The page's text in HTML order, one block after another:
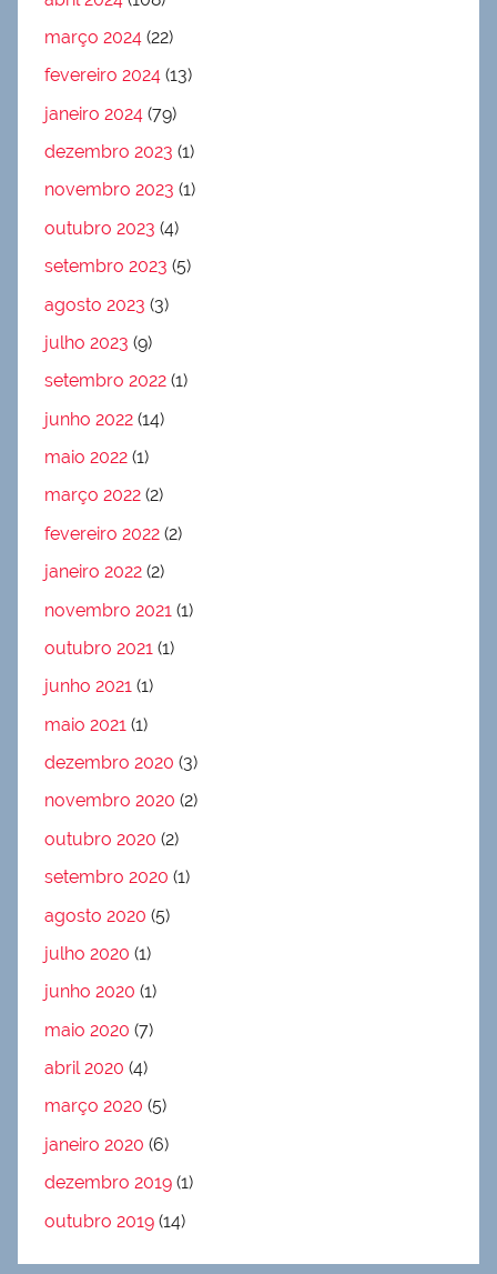
março 2024 (22)
fevereiro 2024 (13)
janeiro 2024 (79)
dezembro 2023 (1)
novembro 2023 (1)
outubro 2023 (4)
setembro 2023 (5)
agosto 2023 (3)
julho 2023 (9)
setembro 2022 (1)
junho 2022 (14)
maio 2022 (1)
março 2022 (2)
fevereiro 2022 (2)
janeiro 2022 (2)
novembro 2021 (1)
outubro 2021 (1)
junho 2021 (1)
maio 2021 (1)
dezembro 2020 (3)
novembro 2020 (2)
outubro 2020 (2)
setembro 2020 (1)
agosto 2020 (5)
julho 2020 (1)
junho 2020 (1)
maio 2020 (7)
abril 2020 (4)
março 2020 (5)
janeiro 2020 (6)
dezembro 2019 (1)
outubro 2019 (14)